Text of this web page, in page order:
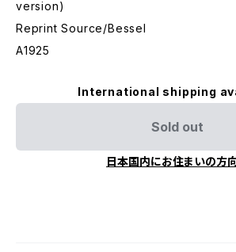
version)
Reprint Source/Bessel
A1925
International shipping
Sold out
日本国内にお住まいの方